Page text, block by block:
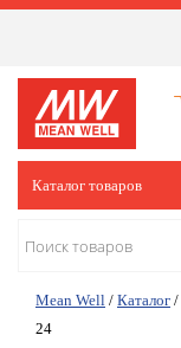
Каталог товаров
Mean Well / Каталог /
24